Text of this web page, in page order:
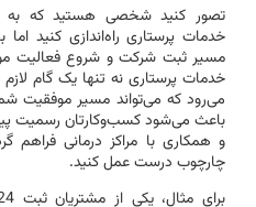
تصور کنید شخصی هستید که به
خدمات پرستاری راه‌اندازی کنید
مسیر ثبت شرکت و شروع فعالیت
خدمات پرستاری نه تنها یک گام
می‌رود که می‌تواند مسیر موفقیت شما
باعث می‌شود کسب‌وکارتان رسمیت
و همکاری با مراکز درمانی فراهم
چارچوب درست عمل کنید.